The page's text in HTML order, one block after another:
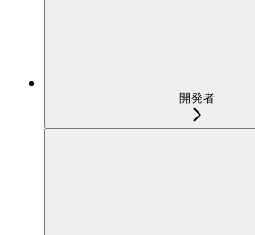
開発者